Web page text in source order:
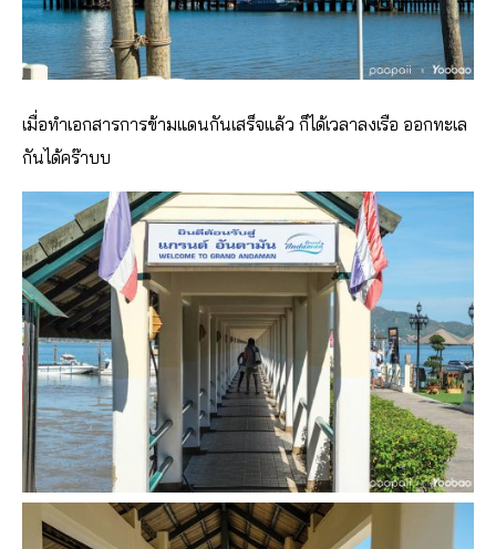
เมื่อทำเอกสารการข้ามแดนกันเสร็จแล้ว ก็ได้เวลาลงเรือ ออกทะเล
กันได้คร๊าบบ